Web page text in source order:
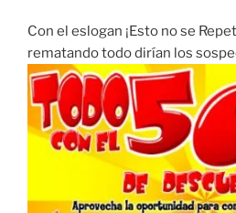
Con el eslogan ¡Esto no se
rematando todo dirían los